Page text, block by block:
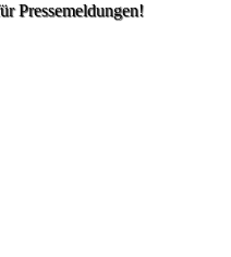
Pressemeldungen!